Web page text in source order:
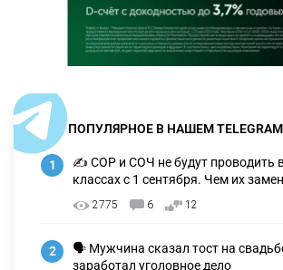
ПОПУЛЯРНОЕ В НАШЕМ
1
✍️ СОР и СОЧ не будут проводить
классах с 1 сентября. Чем их
2775 6 12
2
🗣 Мужчина сказал тост на
заработал уголовное дело